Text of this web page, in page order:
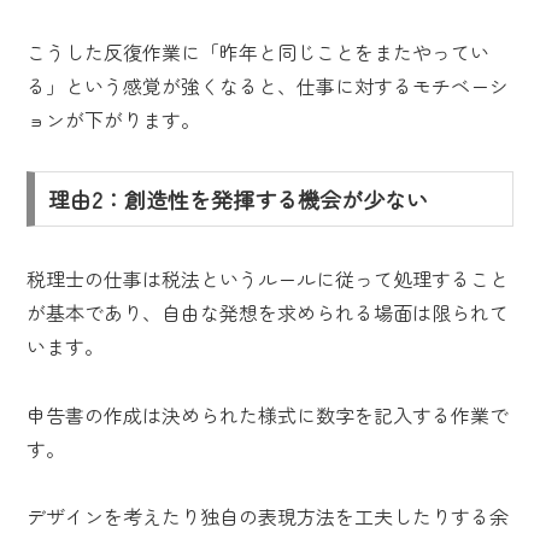
こうした反復作業に「昨年と同じことをまたやってい
る」という感覚が強くなると、仕事に対するモチベーシ
ョンが下がります。
理由2：創造性を発揮する機会が少ない
税理士の仕事は税法というルールに従って処理すること
が基本であり、自由な発想を求められる場面は限られて
います。
申告書の作成は決められた様式に数字を記入する作業で
す。
デザインを考えたり独自の表現方法を工夫したりする余